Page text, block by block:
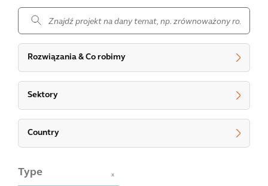
Rozwiązania & Co robimy
Sektory
Country
Type x